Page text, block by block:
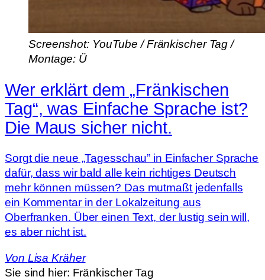
Screenshot: YouTube / Fränkischer Tag /
Montage: Ü
Wer erklärt dem „Fränkischen
Tag“, was Einfache Sprache ist?
Die Maus sicher nicht.
Sorgt die neue „Tagesschau” in Einfacher Sprache
dafür, dass wir bald alle kein richtiges Deutsch
mehr können müssen? Das mutmaßt jedenfalls
ein Kommentar in der Lokalzeitung aus
Oberfranken. Über einen Text, der lustig sein will,
es aber nicht ist.
Von Lisa Kräher
Sie sind hier: Fränkischer Tag